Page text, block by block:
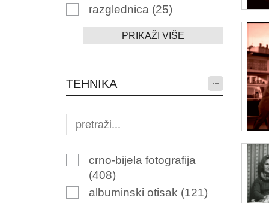
razglednica (25)
PRIKAŽI VIŠE
TEHNIKA
crno-bijela fotografija
(408)
albuminski otisak (121)